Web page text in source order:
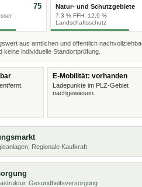
75 Natur- und Schutzgebiete
7,3 % FFH, 12,9 %
Landschaftsschutz
aus amtlichen und öffentlich
individuelle Standortprüfung.
E-Mobilität: vorhanden
Ladepunkte im PLZ-Gebiet
nachgewiesen.
Regionale Kaufkraft
Gesundheitsversorgung